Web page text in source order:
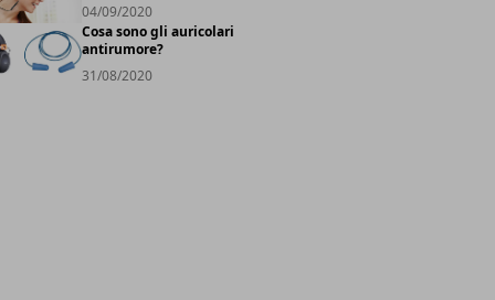
04/09/2020
Cosa sono gli auricolari
antirumore?
31/08/2020